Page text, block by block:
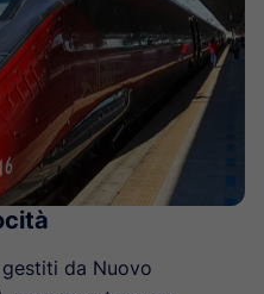
da Nuovo